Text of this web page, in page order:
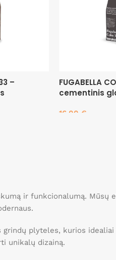
–
FUGABELLA
cementinis
16.00€
ir funkcionalumą. Mūsų
plyteles, kurios
unikalų dizainą.